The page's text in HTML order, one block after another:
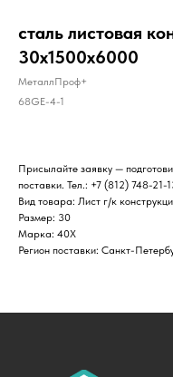
сталь листовая
30х1500х6000
МеталлПроф+
68GE-4-1
Присылайте заявку —
поставки. Тел.: +7 (812) 748-
Вид товара: Лист г/к
Размер: 30
Марка: 40Х
Регион поставки: Санкт-